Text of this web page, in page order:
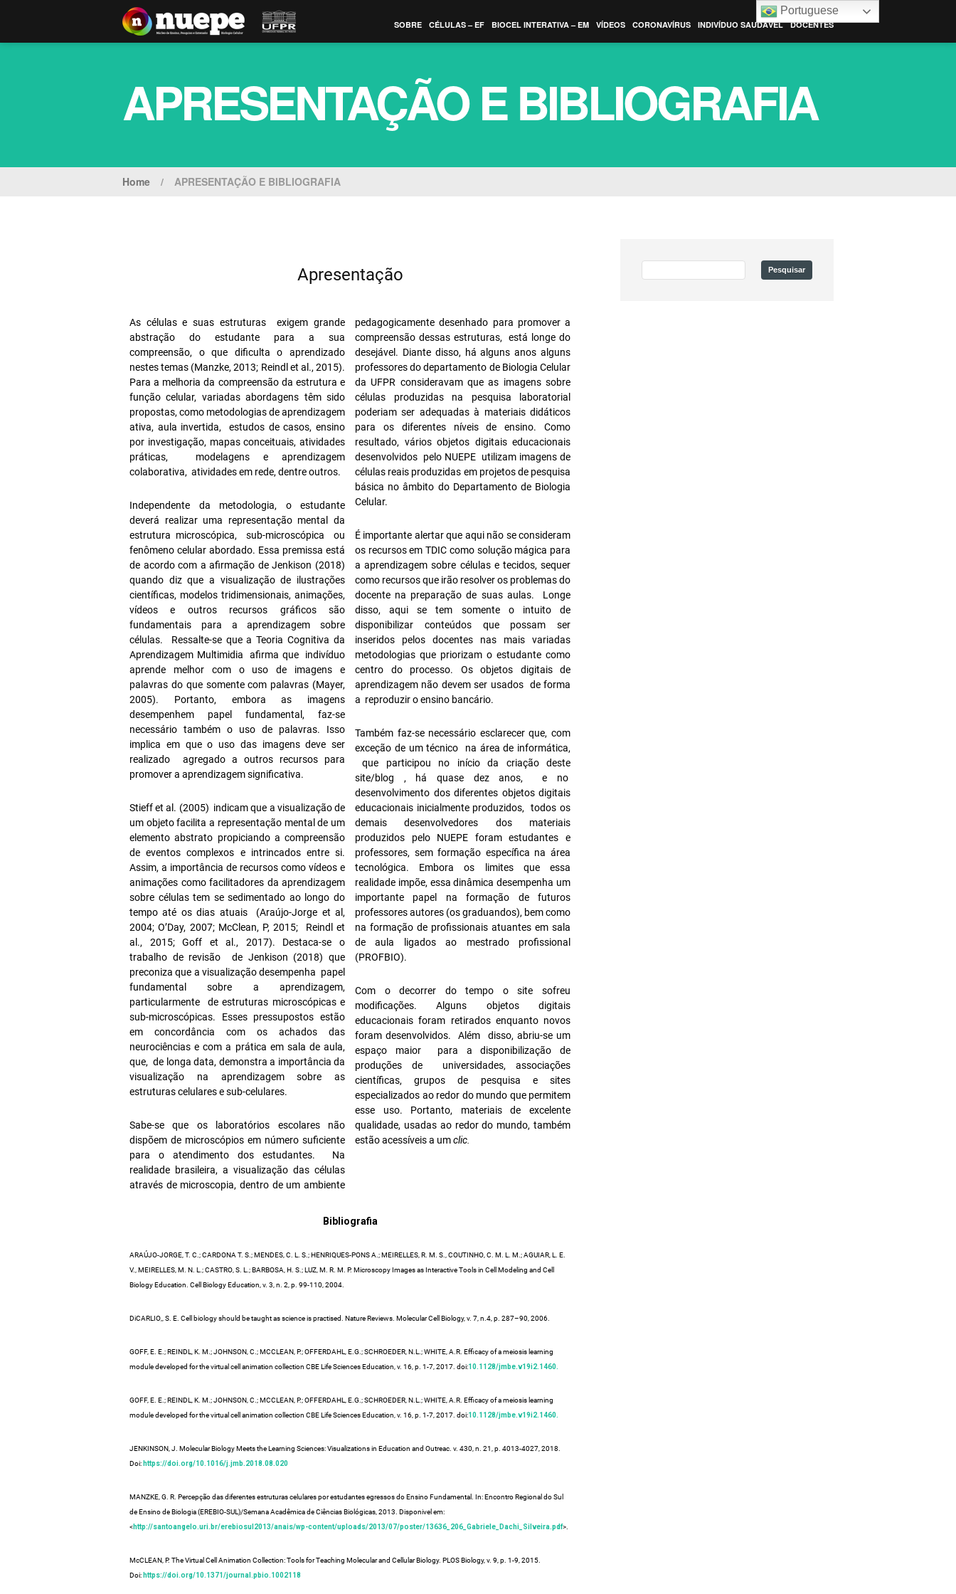
SOBRE CÉLULAS – EF BIOCEL INTERATIVA – EM VÍDEOS CORONAVÍRUS INDIVÍDUO SAUDÁVEL DOCENTES
APRESENTAÇÃO E BIBLIOGRAFIA
Home / APRESENTAÇÃO E BIBLIOGRAFIA
Apresentação
As células e suas estruturas exigem grande
abstração do estudante para a sua
compreensão, o que dificulta o aprendizado
nestes temas (Manzke, 2013; Reindl et al., 2015).
Para a melhoria da compreensão da estrutura e
função celular, variadas abordagens têm sido
propostas, como metodologias de aprendizagem
ativa, aula invertida, estudos de casos, ensino
por investigação, mapas conceituais, atividades
práticas, modelagens e aprendizagem
colaborativa, atividades em rede, dentre outros.
Independente da metodologia, o estudante
deverá realizar uma representação mental da
estrutura microscópica, sub-microscópica ou
fenômeno celular abordado. Essa premissa está
de acordo com a afirmação de Jenkison (2018)
quando diz que a visualização de ilustrações
científicas, modelos tridimensionais, animações,
vídeos e outros recursos gráficos são
fundamentais para a aprendizagem sobre
células. Ressalte-se que a Teoria Cognitiva da
Aprendizagem Multimidia afirma que indivíduo
aprende melhor com o uso de imagens e
palavras do que somente com palavras (Mayer,
2005). Portanto, embora as imagens
desempenhem papel fundamental, faz-se
necessário também o uso de palavras. Isso
implica em que o uso das imagens deve ser
realizado agregado a outros recursos para
promover a aprendizagem significativa.
Stieff et al. (2005) indicam que a visualização de
um objeto facilita a representação mental de um
elemento abstrato propiciando a compreensão
de eventos complexos e intrincados entre si.
Assim, a importância de recursos como vídeos e
animações como facilitadores da aprendizagem
sobre células tem se sedimentado ao longo do
tempo até os dias atuais (Araújo-Jorge et al,
2004; O’Day, 2007; McClean, P, 2015; Reindl et
al., 2015; Goff et al., 2017). Destaca-se o
trabalho de revisão de Jenkison (2018) que
preconiza que a visualização desempenha papel
fundamental sobre a aprendizagem,
particularmente de estruturas microscópicas e
sub-microscópicas. Esses pressupostos estão
em concordância com os achados das
neurociências e com a prática em sala de aula,
que, de longa data, demonstra a importância da
visualização na aprendizagem sobre as
estruturas celulares e sub-celulares.
Sabe-se que os laboratórios escolares não
dispõem de microscópios em número suficiente
para o atendimento dos estudantes. Na
realidade brasileira, a visualização das células
através de microscopia, dentro de um ambiente
pedagogicamente desenhado para promover a
compreensão dessas estruturas, está longe do
desejável. Diante disso, há alguns anos alguns
professores do departamento de Biologia Celular
da UFPR consideravam que as imagens sobre
células produzidas na pesquisa laboratorial
poderiam ser adequadas à materiais didáticos
para os diferentes níveis de ensino. Como
resultado, vários objetos digitais educacionais
desenvolvidos pelo NUEPE utilizam imagens de
células reais produzidas em projetos de pesquisa
básica no âmbito do Departamento de Biologia
Celular.
É importante alertar que aqui não se consideram
os recursos em TDIC como solução mágica para
a aprendizagem sobre células e tecidos, sequer
como recursos que irão resolver os problemas do
docente na preparação de suas aulas. Longe
disso, aqui se tem somente o intuito de
disponibilizar conteúdos que possam ser
inseridos pelos docentes nas mais variadas
metodologias que priorizam o estudante como
centro do processo. Os objetos digitais de
aprendizagem não devem ser usados de forma
a reproduzir o ensino bancário.
Também faz-se necessário esclarecer que, com
exceção de um técnico na área de informática,
que participou no início da criação deste
site/blog , há quase dez anos, e no
desenvolvimento dos diferentes objetos digitais
educacionais inicialmente produzidos, todos os
demais desenvolvedores dos materiais
produzidos pelo NUEPE foram estudantes e
professores, sem formação específica na área
tecnológica. Embora os limites que essa
realidade impõe, essa dinâmica desempenha um
importante papel na formação de futuros
professores autores (os graduandos), bem como
na formação de profissionais atuantes em sala
de aula ligados ao mestrado profissional
(PROFBIO).
Com o decorrer do tempo o site sofreu
modificações. Alguns objetos digitais
educacionais foram retirados enquanto novos
foram desenvolvidos. Além disso, abriu-se um
espaço maior para a disponibilização de
produções de universidades, associações
científicas, grupos de pesquisa e sites
especializados ao redor do mundo que permitem
esse uso. Portanto, materiais de excelente
qualidade, usadas ao redor do mundo, também
estão acessíveis a umclic.
Bibliografia
ARAÚJO-JORGE, T. C.; CARDONA T. S.; MENDES, C. L. S.; HENRIQUES-PONS A.; MEIRELLES, R. M. S., COUTINHO, C. M. L. M.; AGUIAR, L. E.
V., MEIRELLES, M. N. L.; CASTRO, S. L.; BARBOSA, H. S.; LUZ, M. R. M. P. Microscopy Images as Interactive Tools in Cell Modeling and Cell
Biology Education. Cell Biology Education, v. 3, n. 2, p. 99-110, 2004.
DiCARLIO,, S. E. Cell biology should be taught as science is practised. Nature Reviews. Molecular Cell Biology, v. 7, n.4, p. 287–90, 2006.
GOFF, E. E.; REINDL, K. M.; JOHNSON, C.; MCCLEAN, P.; OFFERDAHL, E.G.; SCHROEDER, N.L.; WHITE, A.R. Efficacy of a meiosis learning
module developed for the virtual cell animation collection CBE Life Sciences Education, v. 16, p. 1-7, 2017. doi:10.1128/jmbe.v19i2.1460.
GOFF, E. E.; REINDL, K. M.; JOHNSON, C.; MCCLEAN, P.; OFFERDAHL, E.G.; SCHROEDER, N.L.; WHITE, A.R. Efficacy of a meiosis learning
module developed for the virtual cell animation collection CBE Life Sciences Education, v. 16, p. 1-7, 2017. doi:10.1128/jmbe.v19i2.1460.
JENKINSON, J. Molecular Biology Meets the Learning Sciences: Visualizations in Education and Outreac. v. 430, n. 21, p. 4013-4027, 2018.
Doi: https://doi.org/10.1016/j.jmb.2018.08.020
MANZKE, G. R. Percepção das diferentes estruturas celulares por estudantes egressos do Ensino Fundamental. In: Encontro Regional do Sul
de Ensino de Biologia (EREBIO-SUL)/Semana Acadêmica de Ciências Biológicas, 2013. Disponivel em:
<http://santoangelo.uri.br/erebiosul2013/anais/wp-content/uploads/2013/07/poster/13636_206_Gabriele_Dachi_Silveira.pdf>.
McCLEAN, P. The Virtual Cell Animation Collection: Tools for Teaching Molecular and Cellular Biology. PLOS Biology, v. 9, p. 1-9, 2015.
Doi: https://doi.org/10.1371/journal.pbio.1002118
Portuguese